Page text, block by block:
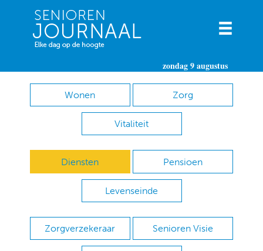
zondag 9 augustus
Wonen Zorg
Vitaliteit
Diensten Pensioen
Levenseinde
Zorgverzekeraar Senioren Visie